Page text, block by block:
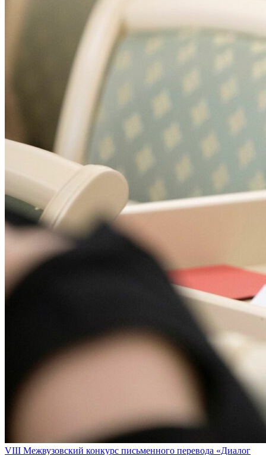
VIII Межвузовский конкурс письменного перевода «Диалог